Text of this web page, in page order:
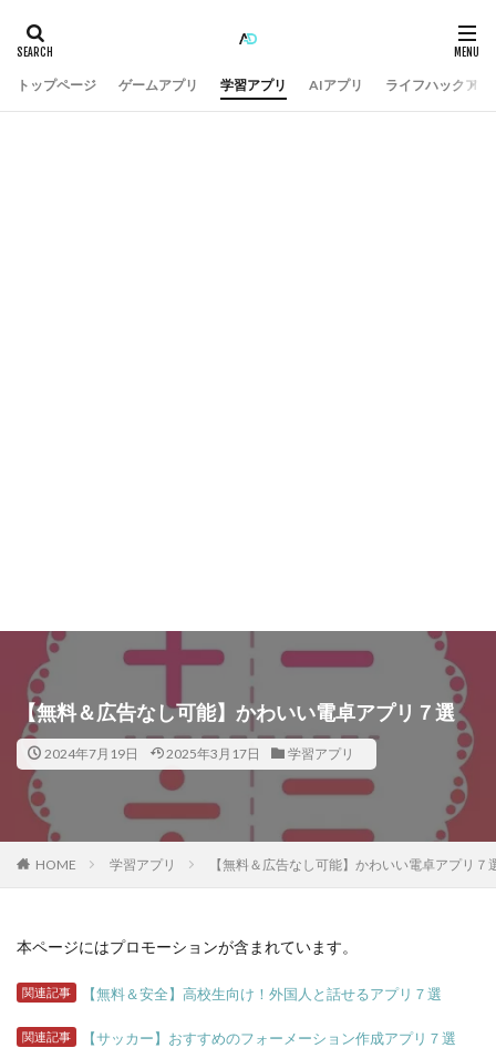
トップページ ゲームアプリ 学習アプリ AIアプリ ライフハックアプ
【無料＆広告なし可能】かわいい電卓アプリ７選
2024年7月19日 2025年3月17日 学習アプリ
HOME 学習アプリ 【無料＆広告なし可能】かわいい電卓アプリ７
本ページにはプロモーションが含まれています。
関連記事 【無料＆安全】高校生向け！外国人と話せるアプリ７選
関連記事 【サッカー】おすすめのフォーメーション作成アプリ７選